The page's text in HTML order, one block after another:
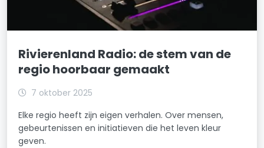
Rivierenland Radio: de stem van de
regio hoorbaar gemaakt
7 oktober 2025
Elke regio heeft zijn eigen verhalen. Over mensen,
gebeurtenissen en initiatieven die het leven kleur
geven.